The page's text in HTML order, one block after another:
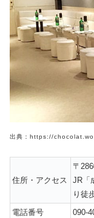
出典：https://
住所・アクセス
〒
JR「
り徒
電話番号
090-